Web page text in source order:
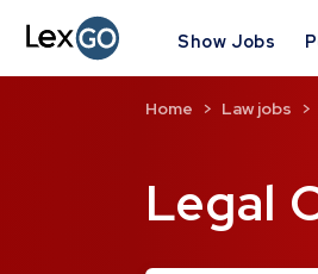
Show Jobs
Legal
Home Law jobs